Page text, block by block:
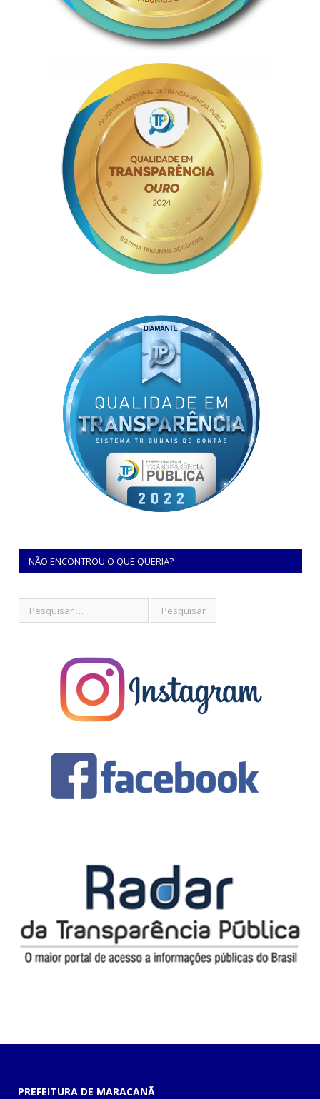
NÃO ENCONTROU O QUE QUERIA?
PREFEITURA DE MARACANÃ